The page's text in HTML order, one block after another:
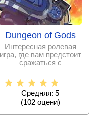
Dungeon of Gods
Интересная ролевая
игра, где вам предстоит
сражаться с
врагами в
Средняя: 5
(102оцени)